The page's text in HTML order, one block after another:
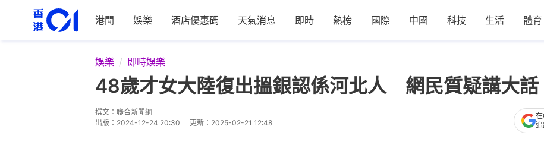
港聞 娛樂 酒店優惠碼 天氣消息 即時 熱榜 國際 中國 科技 生活 體育
娛樂 即時娛樂
48歲才女大陸復出搵銀認係河北人 網民質疑講大
撰文： 聯合新聞網
出版： 2024-12-24 20:30 更新： 2025-02-21 12:48
追